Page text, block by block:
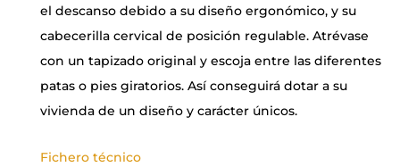
el descanso debido a su diseño ergonómico, y su
cabecerilla cervical de posición regulable. Atrévase
con un tapizado original y escoja entre las diferentes
patas o pies giratorios. Así conseguirá dotar a su
vivienda de un diseño y carácter únicos.
Fichero técnico